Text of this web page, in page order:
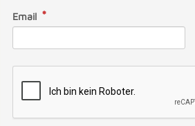
Email